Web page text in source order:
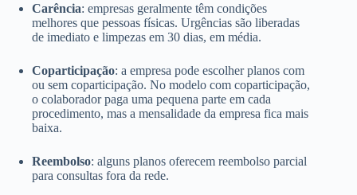
Carência: empresas geralmente têm condições
melhores que pessoas físicas. Urgências são liberadas
de imediato e limpezas em 30 dias, em média.
Coparticipação: a empresa pode escolher planos com
ou sem coparticipação. No modelo com coparticipação,
o colaborador paga uma pequena parte em cada
procedimento, mas a mensalidade da empresa fica mais
baixa.
Reembolso: alguns planos oferecem reembolso parcial
para consultas fora da rede.